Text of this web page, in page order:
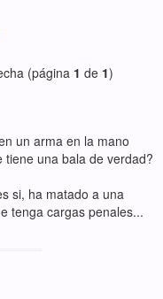
(página 1 de 1)
un arma en la mano
una bala de verdad?
si, ha matado a una
tenga cargas penales...